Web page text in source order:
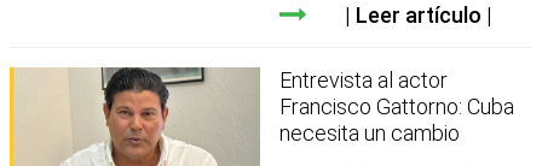
Leer artículo
Entrevista al actor
Francisco Gattorno: Cuba
necesita un cambio